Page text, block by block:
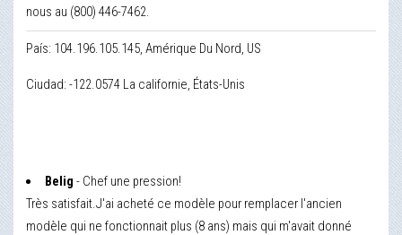
nous au (800) 446-7462.
País: 104.196.105.145, Amérique Du Nord, US
Ciudad: -122.0574 La californie, États-Unis
Belig - Chef une pression!
Très satisfait.J'ai acheté ce modèle pour remplacer l'ancien
modèle qui ne fonctionnait plus (8 ans) mais qui m'avait donné